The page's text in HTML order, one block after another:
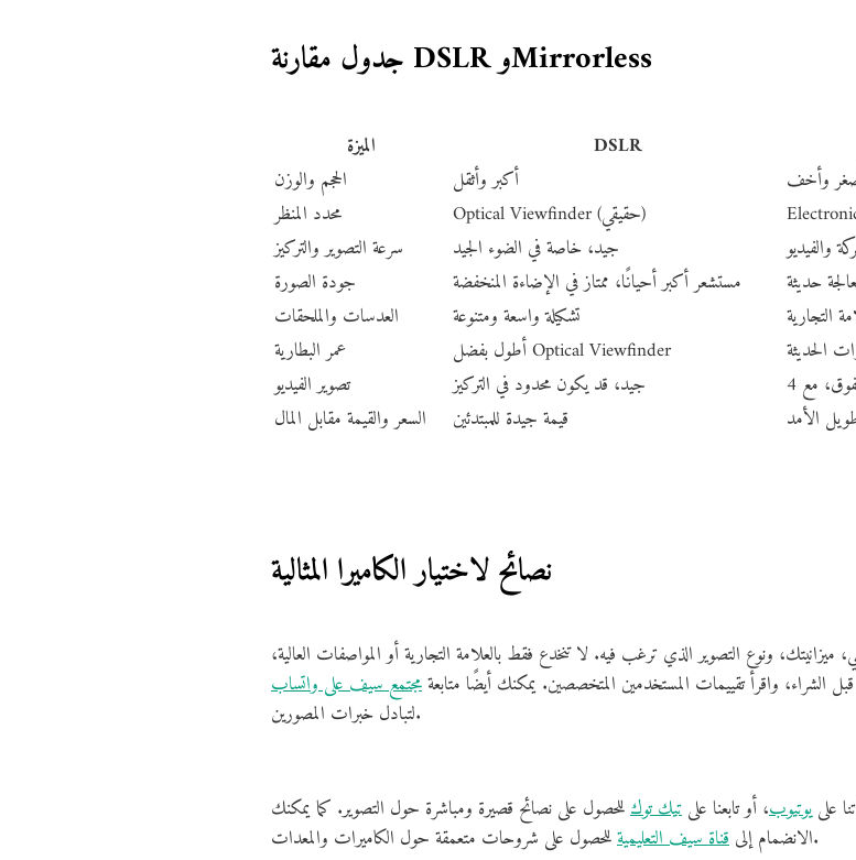
جدول مقارنة DSLR وMirrorless
الميزة DSLR
الحجم والوزن
أكبر وأثقل
وأخف
محدد المنظر
Optical Viewfinder (حقيقي)
سرعة التصوير والتركيز
جيد، خاصة في الضوء الجيد
والفيديو
جودة الصورة
مستشعر أكبر أحيانًا، ممتاز في الإضاءة المنخفضة
حديثة
العدسات والملحقات
تشكيلة واسعة ومتنوعة
عمر البطارية
أطول بفضل Optical Viewfinder
الحديثة
تصوير الفيديو
جيد، قد يكون محدود في التركيز
السعر والقيمة مقابل المال
قيمة جيدة للمبتدئين الأمد
نصائح لاختيار الكاميرا المثالية
ونوع التصوير الذي ترغب فيه. لا تنخدع فقط بالعلامة التجارية أو المواصفات العالية،
الشراء، واقرأ تقييمات المستخدمين المتخصصين. يمكنك أيضًا متابعةمجتمع سيف على واتساب
لتبادل خبرات المصورين.
علىيوتيوب، أو تابعنا على تيك توكللحصول على نصائح قصيرة ومباشرة حول التصوير. كما يمكنك
الانضمام إلى قناة سيف التعليمية للحصول على شروحات متعمقة حول الكاميرات والمعدات.